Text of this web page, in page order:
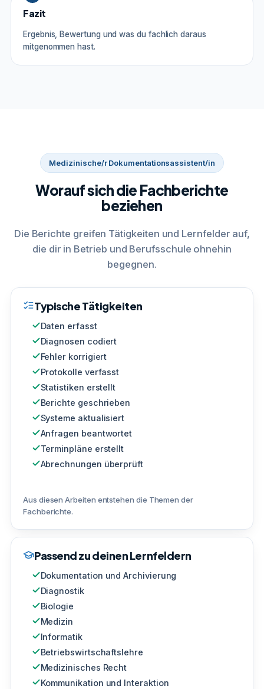
Fazit
Ergebnis, Bewertung und was du fachlich daraus
mitgenommen hast.
Medizinische/r Dokumentationsassistent/in
Worauf sich die Fachberichte
beziehen
Die Berichte greifen Tätigkeiten und Lernfelder auf,
die dir in Betrieb und Berufsschule ohnehin
begegnen.
Typische Tätigkeiten
Daten erfasst
Diagnosen codiert
Fehler korrigiert
Protokolle verfasst
Statistiken erstellt
Berichte geschrieben
Systeme aktualisiert
Anfragen beantwortet
Terminpläne erstellt
Abrechnungen überprüft
Aus diesen Arbeiten entstehen die Themen der
Fachberichte.
Passend zu deinen Lernfeldern
Dokumentation und Archivierung
Diagnostik
Biologie
Medizin
Informatik
Betriebswirtschaftslehre
Medizinisches Recht
Kommunikation und Interaktion